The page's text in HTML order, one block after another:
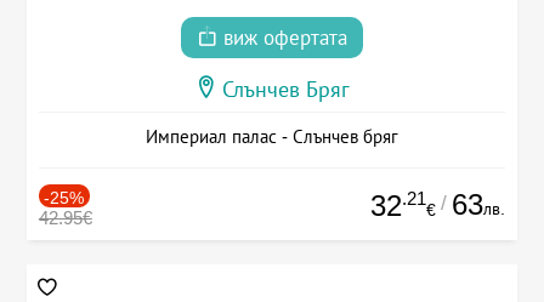
виж офертата
Слънчев Бряг
Империал палас - Слънчев бряг
-25%
42.95€ 32.21
€ / 63лв.